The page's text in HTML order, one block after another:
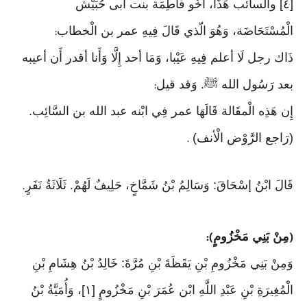
[٤] والسائب هَذَا، أَخُو فَاطِمَة بنت أَبى حُبَيْش
الْمُسْتَحَاضَة، وَهُوَ الّذي قَالَ فِيهِ عمر بن الْخطاب:
ذَاك رجل لَا أعلم فِيهِ عَيْبا، وَمَا أحد إِلَّا وَأَنا أقدر أَن أعيبه
بعد رَسُول الله ﷺ. وَقد قيل:
إِن هَذِه الْمقَالة قَالَهَا عمر فِي ابْنه عبد الله بن السَّائِب.
(رَاجع الرَّوْض الْأنف) .
قَالَ ابْنُ إسْحَاقَ: وَسَالِمُ بْنُ شَمَّاخٍ، حَلِيفٌ لَهُمْ. ثَلَاثَةُ نَفَرٍ .
(مِنْ بَنِي مَخْزُومٍ):
وَمِنْ بَنِي مَخْزُومِ بْنِ يَقَظَةَ بْنِ مُرَّةَ: خَالِدُ بْنُ هِشَامِ بْنِ
الْمُغِيرَةِ بْنِ عَبْدِ اللَّهِ ابْن عُمَرَ بْنِ مَخْزُومٍ [١]، وَأُمَيَّةُ بْنُ